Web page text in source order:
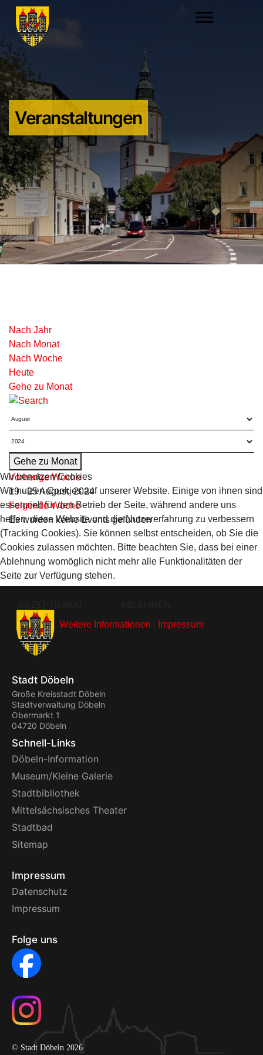
Veranstaltungen
Nach Jahr
Nach Monat
Nach Woche
Heute
Gehe zu Monat
Gehe zu Monat
Vorherige Woche
19 - 25 August, 2024
Folgende Woche
Es wurden keine Events gefunden
Stadt Döbeln
Große Kreisstadt Döbeln
Stadtverwaltung Döbeln
Obermarkt 1
04720 Döbeln
Schnell-Links
Döbeln-Information
Museum/Kleine Galerie
Stadtbibliothek
Mittelsächsisches Theater
Stadtbad
Sitemap
Impressum
Datenschutz
Impressum
Folge uns
© Stadt Döbeln 2026
Wir benutzen Cookies
Wir nutzen Cookies auf unserer Website. Einige von ihnen sind
essenziell für den Betrieb der Seite, während andere uns
helfen, diese Website und die Nutzererfahrung zu verbessern
(Tracking Cookies). Sie können selbst entscheiden, ob Sie die
Cookies zulassen möchten. Bitte beachten Sie, dass bei einer
Ablehnung womöglich nicht mehr alle Funktionalitäten der
Seite zur Verfügung stehen.
Weitere Informationen Impressum